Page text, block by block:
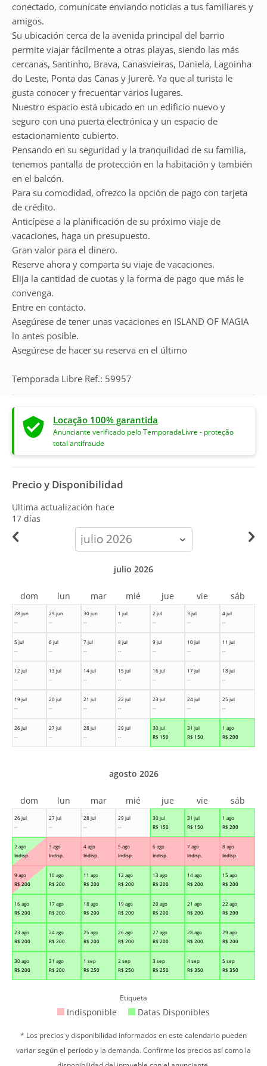
conectado, comunícate enviando noticias a tus familiares y
amigos.
Su ubicación cerca de la avenida principal del barrio
permite viajar fácilmente a otras playas, siendo las más
cercanas, Santinho, Brava, Canasvieiras, Daniela, Lagoinha
do Leste, Ponta das Canas y Jurerê. Ya que al turista le
gusta conocer y frecuentar varios lugares.
Nuestro espacio está ubicado en un edificio nuevo y
seguro con una puerta electrónica y un espacio de
estacionamiento cubierto.
Pensando en su seguridad y la tranquilidad de su familia,
tenemos pantalla de protección en la habitación y también
en el balcón.
Para su comodidad, ofrezco la opción de pago con tarjeta
de crédito.
Anticípese a la planificación de su próximo viaje de
vacaciones, haga un presupuesto.
Gran valor para el dinero.
Reserve ahora y comparta su viaje de vacaciones.
Elija la cantidad de cuotas y la forma de pago que más le
convenga.
Entre en contacto.
Asegúrese de tener unas vacaciones en ISLAND OF MAGIA
lo antes posible.
Asegúrese de hacer su reserva en el último
Temporada Libre Ref.: 59957
Locação 100% garantida
Anunciante verificado pelo TemporadaLivre - proteção
total antifraude
Precio y Disponibilidad
Ultima actualización hace
17 días
calendar-
month
28 jun
--
29 jun
--
30 jun
--
1 jul
--
2 jul
--
3 jul
--
4 jul
--
5 jul
--
6 jul
--
7 jul
--
8 jul
--
9 jul
--
10 jul
--
11 jul
--
12 jul
--
13 jul
--
14 jul
--
15 jul
--
16 jul
--
17 jul
--
18 jul
--
19 jul
--
20 jul
--
21 jul
--
22 jul
--
23 jul
--
24 jul
--
25 jul
--
26 jul
--
27 jul
--
28 jul
--
29 jul
--
30 jul
R$ 150
31 jul
R$ 150
1 ago
R$ 200
julio 2026
dom lun mar mié jue vie sáb
26 jul
--
27 jul
--
28 jul
--
29 jul
--
30 jul
R$ 150
31 jul
R$ 150
1 ago
R$ 200
2 ago
Indisp.
3 ago
Indisp.
4 ago
Indisp.
5 ago
Indisp.
6 ago
Indisp.
7 ago
Indisp.
8 ago
Indisp.
9 ago
R$ 200
10 ago
R$ 200
11 ago
R$ 200
12 ago
R$ 200
13 ago
R$ 200
14 ago
R$ 200
15 ago
R$ 200
16 ago
R$ 200
17 ago
R$ 200
18 ago
R$ 200
19 ago
R$ 200
20 ago
R$ 200
21 ago
R$ 200
22 ago
R$ 200
23 ago
R$ 200
24 ago
R$ 200
25 ago
R$ 200
26 ago
R$ 200
27 ago
R$ 200
28 ago
R$ 200
29 ago
R$ 200
30 ago
R$ 200
31 ago
R$ 200
1 sep
R$ 250
2 sep
R$ 250
3 sep
R$ 250
4 sep
R$ 350
5 sep
R$ 350
agosto 2026
dom lun mar mié jue vie sáb
Etiqueta
Indisponible Datas Disponibles
* Los precios y disponibilidad informados en este calendario pueden
variar según el período y la demanda. Confirme los precios así como la